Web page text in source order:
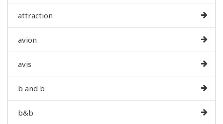
attraction
avion
avis
b and b
b&b